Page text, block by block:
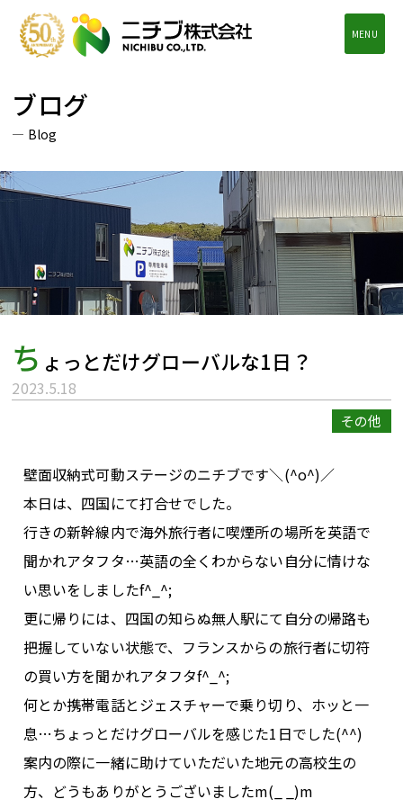
MENU
ブログ
Blog
ち ょっとだけグローバルな1日？
2023.5.18
その他
壁面収納式可動ステージのニチブです＼(^o^)／
本日は、四国にて打合せでした。
行きの新幹線内で海外旅行者に喫煙所の場所を英語で
聞かれアタフタ…英語の全くわからない自分に情けな
い思いをしましたf^_^;
更に帰りには、四国の知らぬ無人駅にて自分の帰路も
把握していない状態で、フランスからの旅行者に切符
の買い方を聞かれアタフタf^_^;
何とか携帯電話とジェスチャーで乗り切り、ホッと一
息…ちょっとだけグローバルを感じた1 日でした(^^)
案内の際に一緒に助けていただいた地元の高校生の
方、どうもありがとうございましたm(_ _)m